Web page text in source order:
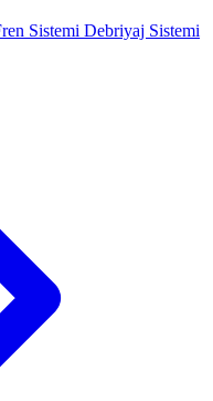
Sistemi Debriyaj Sistemi